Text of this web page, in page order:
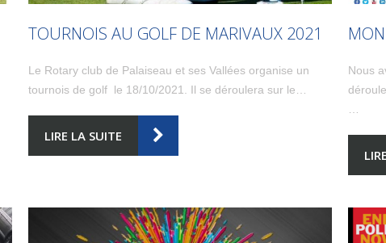
TOURNOIS AU GOLF DE MARIVAUX 2021
Le Rotary club de Palaiseau et ses Vallées organise un
tournois de golf le 18/10/2021. Il se déroulera sur le…
LIRE LA SUITE
Nous